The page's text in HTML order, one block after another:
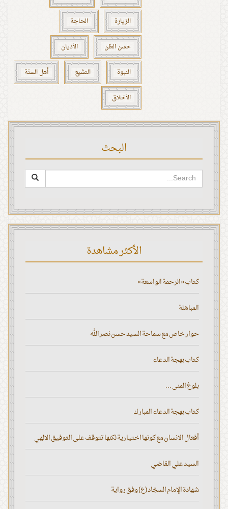
الزيارة الحاجة
حسن الظن الأديان
النبوة التشيع أهل السنّة
الأخلاق
البحث
الأكثر مشاهدة
كتاب «الرحمة الواسعة»
المباهلة
حوار خاص مع سماحة السيد حسن نصر الله
كتاب بهجة الدعاء
بلوغ المنى ...
كتاب بهجة الدعاء المبارك
أفعال الانسان مع كونها اختيارية لكنها تتوقف على التوفيق الالهي
السيد علي القاضي
شهادة الإمام السجّاد (ع) وفق رواية